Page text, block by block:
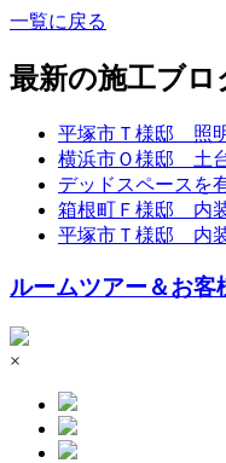
一覧に戻る
最新の施工ブロ
平塚市Ｔ様邸 照
横浜市Ｏ様邸 土
デッドスペースを
箱根町Ｆ様邸 内
平塚市Ｔ様邸 内
ルームツアー＆お客
×